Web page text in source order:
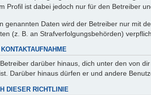
Profil ist dabei jedoch nur für den Betreiber
genannten Daten wird der Betreiber nur mit
(z. B. an Strafverfolgungsbehörden)
darüber hinaus, dich unter den von
Darüber hinaus dürfen er und andere
DIESER RICHTLINIE